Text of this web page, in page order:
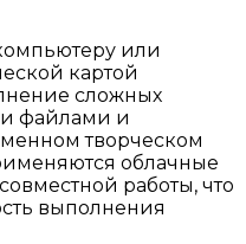
или
картой
сложных
файлами и
творческом
облачные
работы, что
выполнения